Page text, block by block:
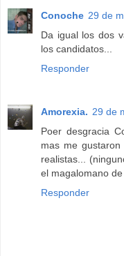
Conoche 29 de
Da igual los dos
los candidatos...
Responder
Amorexia. 29 de
Poer desgracia
mas me
realistas...
el magalomano de
Responder